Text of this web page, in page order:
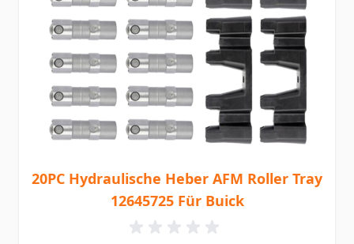
20PC Hydraulische Heber AFM Roller Tray
12645725 Für Buick